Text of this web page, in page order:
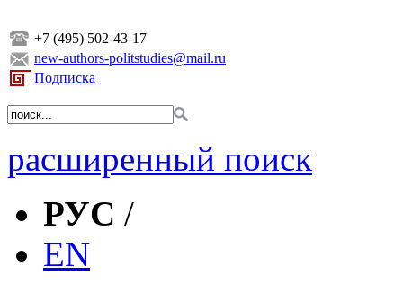
+7 (495) 502-43-17
new-authors-politstudies@mail.ru
Подписка
расширенный поиск
РУС /
EN